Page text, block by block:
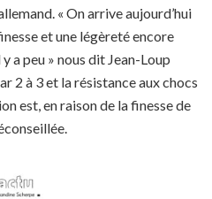
« On arrive aujourd’hui
et une légèreté encore
a peu » nous dit Jean-Loup
2 à 3 et la résistance aux chocs
est, en raison de la finesse de